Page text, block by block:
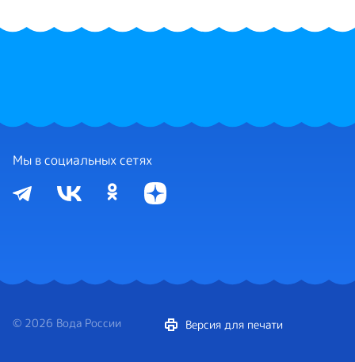
Мы в социальных сетях
© 2026 Вода России Версия для печати